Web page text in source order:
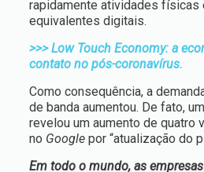
rapidamente atividades físicas
equivalentes digitais.
>>> Low Touch Economy: a
contato no pós-coronavírus.
Como consequência, a
de banda aumentou. De fato,
revelou um aumento de quatro
no Googlepor “atualização do
Em todo o mundo, as